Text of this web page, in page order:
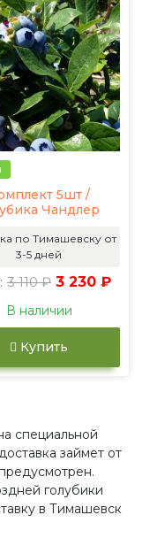
5шт /
Чандлер
по Тимашевску от
3-5 дней
3 110 ₽ 3 230 ₽
В наличии
Купить
специальной
займет от
голубики
в Тимашевск